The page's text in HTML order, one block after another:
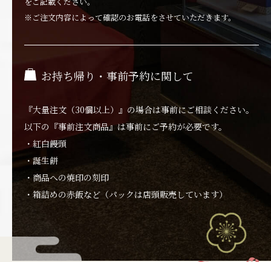
※ご注文内容によって確認のお電話をさせていただきます。
お持ち帰り・事前予約に関して
『大量注文（30個以上）』の場合は事前にご相談ください。
以下の『事前注文商品』は事前にご予約が必要です。
・紅白饅頭
・誕生餅
・商品への焼印の刻印
・箱詰めの赤飯など（パックは店頭販売しています）